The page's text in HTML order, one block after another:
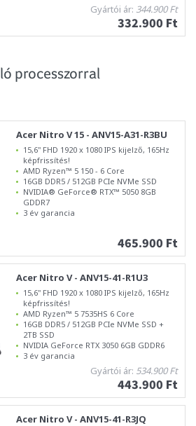
Gyártói ár: 344.900 Ft
332.900 Ft
processzorral
Acer Nitro V 15 - ANV15-A31-R3BU
15,6" FHD 1920 x 1080 IPS kijelző, 165Hz
képfrissítés!
AMD Ryzen™ 5 150 - 6 Core
16GB DDR5 / 512GB PCIe NVMe SSD
NVIDIA® GeForce® RTX™ 5050 8GB
GDDR7
3 év garancia
465.900 Ft
Acer Nitro V - ANV15-41-R1U3
15,6" FHD 1920 x 1080 IPS kijelző, 165Hz
képfrissítés!
AMD Ryzen™ 5 7535HS 6 Core
16GB DDR5 / 512GB PCIe NVMe SSD +
2TB SSD
NVIDIA GeForce RTX 3050 6GB GDDR6
3 év garancia
Gyártói ár: 534.900 Ft
443.900 Ft
Acer Nitro V - ANV15-41-R3JQ